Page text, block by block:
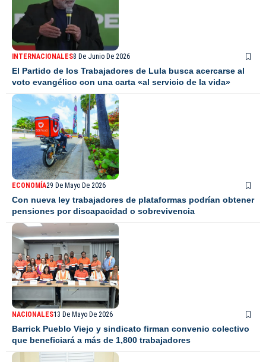
INTERNACIONALES8 De Junio De 2026
El Partido de los Trabajadores de Lula busca acercarse al
voto evangélico con una carta «al servicio de la vida»
ECONOMÍA29 De Mayo De 2026
Con nueva ley trabajadores de plataformas podrían obtener
pensiones por discapacidad o sobrevivencia
NACIONALES13 De Mayo De 2026
Barrick Pueblo Viejo y sindicato firman convenio colectivo
que beneficiará a más de 1,800 trabajadores